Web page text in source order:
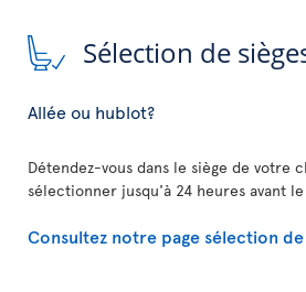
Sélection de
Allée ou hublot?
Détendez-vous dans le siège de votre
sélectionner jusqu'à 24 heures avant
Consultez notre page sélection de